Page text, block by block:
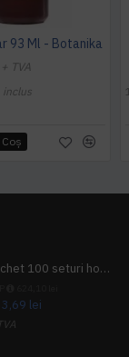
93 Ml - Botanika
+ TVA
inclus
Pachet 100 seturi hoteliere, set dentar, set barbierit, casca de dus, pila unghii, set cusut
lei